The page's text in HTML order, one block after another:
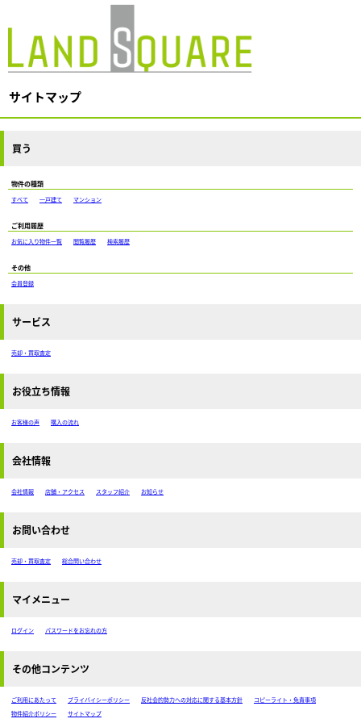
サイトマップ
買う
物件の種類
すべて 一戸建て マンション
ご利用履歴
お気に入り物件一覧 閲覧履歴 検索履歴
その他
会員登録
サービス
売却・買取査定
お役立ち情報
お客様の声 購入の流れ
会社情報
会社情報 店舗・アクセス スタッフ紹介 お知らせ
お問い合わせ
売却・買取査定 総合問い合わせ
マイメニュー
ログイン パスワードをお忘れの方
その他コンテンツ
ご利用にあたって プライバイシーポリシー 反社会的勢力への対応に関する基本方針
コピーライト・免責事項
物件紹介ポリシー
サイトマップ